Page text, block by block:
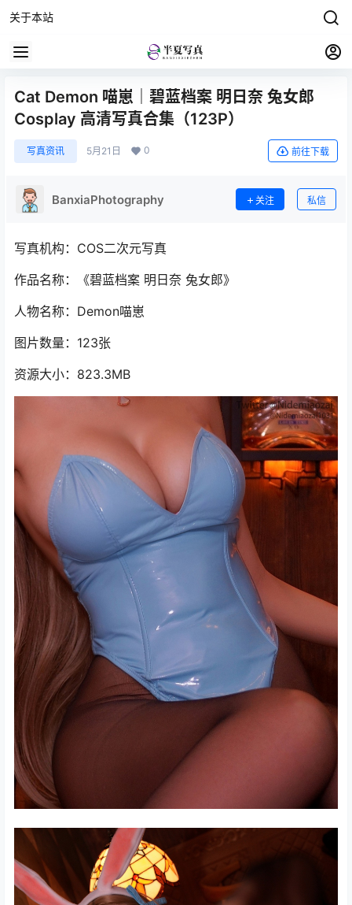
关于本站
Cat Demon 喵崽｜碧蓝档案 明日奈 兔女郎
Cosplay 高清写真合集（123P）
写真资讯 5月21日 0 前往下载
BanxiaPhotography 关注 私信
写真机构：COS二次元写真
作品名称：《碧蓝档案 明日奈 兔女郎》
人物名称：Demon喵崽
图片数量：123张
资源大小：823.3MB